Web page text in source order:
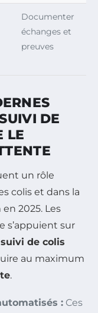
Documenter
échanges et
preuves
DE
LE
un rôle
colis et dans la
2025. Les
s’appuient sur
suivi de colis
au maximum
.
: Ces